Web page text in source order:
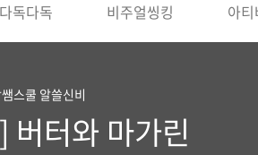
다독다독 비주얼씽킹 아
스쿨 알쓸신비
버터와 마가린